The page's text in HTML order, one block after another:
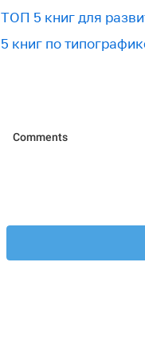
ТОП 5 книг для
5 книг по